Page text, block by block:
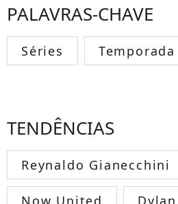
PALAVRAS-CHAVE
Séries Temporada
TENDÊNCIAS
Reynaldo Gianecchini
Now United